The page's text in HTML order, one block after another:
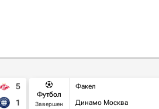
5
1
Футбол
Завершен
Факел
Динамо Москва